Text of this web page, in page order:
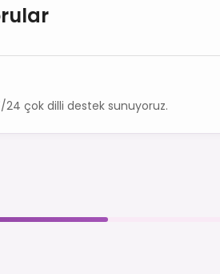
24 çok dilli destek sunuyoruz.